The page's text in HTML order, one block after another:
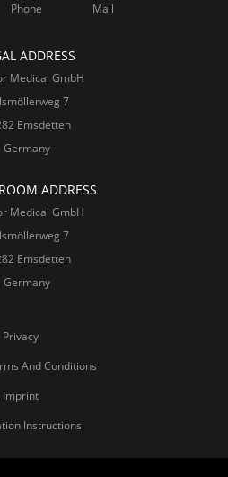
Phone Mail
ADDRESS
Medical GmbH
7
Emsdetten
Germany
ADDRESS
Medical GmbH
7
Emsdetten
Germany
Privacy
And Conditions
Imprint
Instructions